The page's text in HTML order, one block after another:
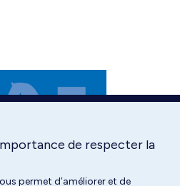
de respecter la
permet d’améliorer et de